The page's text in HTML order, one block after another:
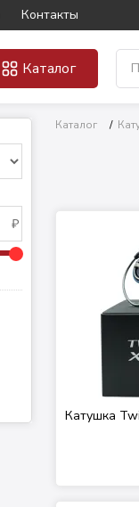
Контакты
Каталог
₽
Каталог /
Катушка